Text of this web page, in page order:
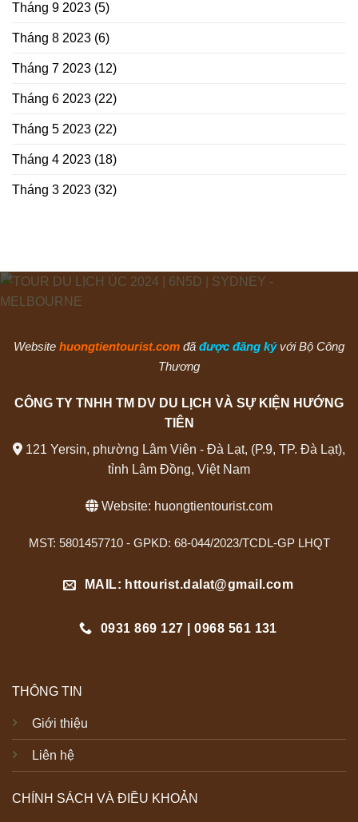
Tháng 9 2023 (5)
Tháng 8 2023 (6)
Tháng 7 2023 (12)
Tháng 6 2023 (22)
Tháng 5 2023 (22)
Tháng 4 2023 (18)
Tháng 3 2023 (32)
Website huongtientourist.com đã được đăng ký với Bộ Công
Thương
CÔNG TY TNHH TM DV DU LỊCH VÀ SỰ KIỆN HƯỚNG
TIÊN
121 Yersin, phường Lâm Viên - Đà Lạt, (P.9, TP. Đà Lạt),
tỉnh Lâm Đồng, Việt Nam
Website: huongtientourist.com
MST: 5801457710 - GPKD: 68-044/2023/TCDL-GP LHQT
MAIL: httourist.dalat@gmail.com
0931 869 127 | 0968 561 131
THÔNG TIN
Giới thiệu
Liên hệ
CHÍNH SÁCH VÀ ĐIỀU KHOẢN